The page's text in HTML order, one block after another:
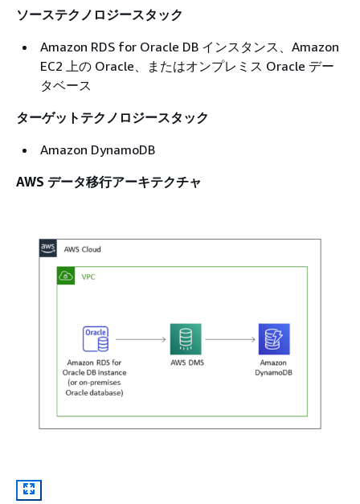
ソーステクノロジースタック
Amazon RDS for Oracle DB インスタンス、Amazon
EC2 上の Oracle、またはオンプレミス Oracle デー
タベース
ターゲットテクノロジースタック
Amazon DynamoDB
AWS データ移行アーキテクチャ